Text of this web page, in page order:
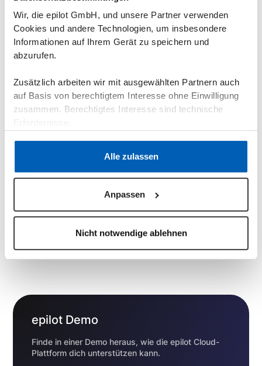
Wir, die epilot GmbH, und unsere Partner verwenden
Cookies und andere Technologien, um insbesondere
Informationen auf Ihrem Gerät zu speichern und
abzurufen.
Zusätzlich arbeiten wir mit ausgewählten Partnern auch
auf Basis von berechtigtem Interesse ohne Einwilligung
zusammen. Berechtigtes Interesse sind technische
Alle zulassen
Anpassen
Nicht notwendige ablehnen
epilot Demo
Finde in einer Demo heraus, wie die epilot Cloud-
Plattform dich unterstützen kann.
Will Sheldon, Partner bei Expedition Capital
sind begeistert, mit einem solch leidenschaftlichen
Team aus Experten und Visionären bei epilot
zusammenzuarbeiten. Die Energiewirtschaft ist
dabei, die digitale mit der grünen Transformation zu
Wachstum von epilot ist ein Beweis für den Wert,
von dem die Kunden der Plattform profitieren.”
Teile den Artikel
Facebook X (Twitter) LinkedIn